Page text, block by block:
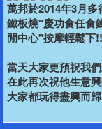
萬邦於2014年3月
鐵板燒"慶功食任食
閒中心"按摩輕鬆下!!
當天大家更預祝我
在此再次祝他生意
大家都玩得盡興而